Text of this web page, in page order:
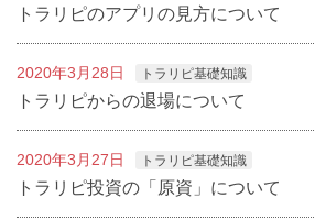
トラリピのアプリの見方について
2020年3月28日 トラリピ基礎知識
トラリピからの退場について
2020年3月27日 トラリピ基礎知識
トラリピ投資の「原資」について